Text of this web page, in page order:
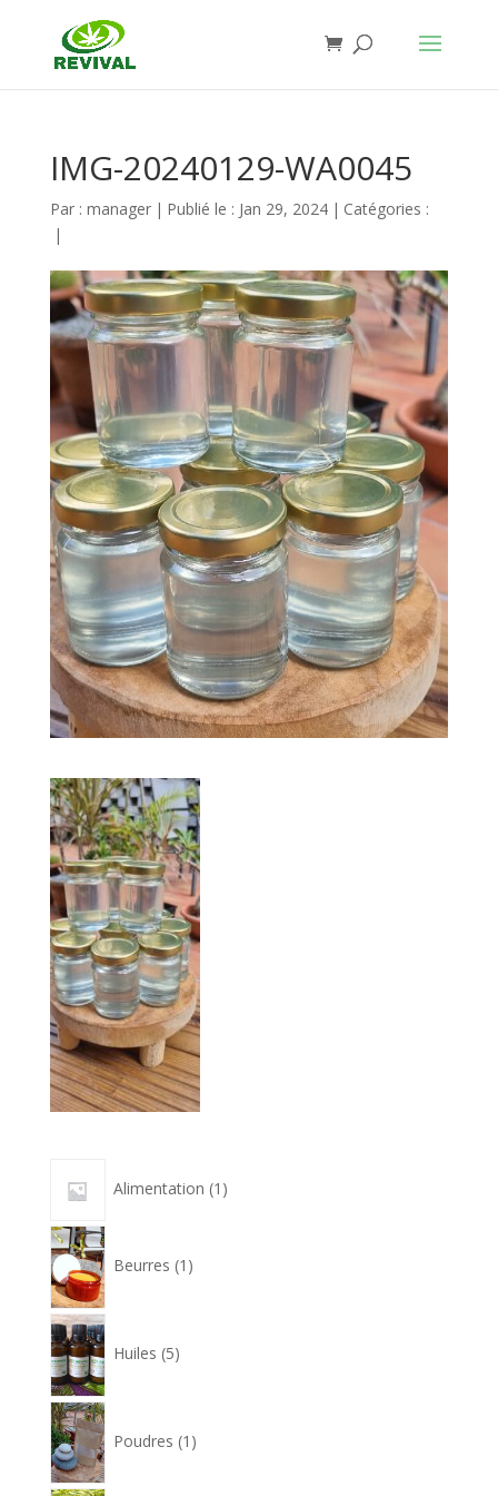
IMG-20240129-WA0045
Par : manager | Publié le : Jan 29, 2024 | Catégories :
|
Alimentation 1 produit
Beurres 1 produit
Huiles 5produits
Poudres 1 produit